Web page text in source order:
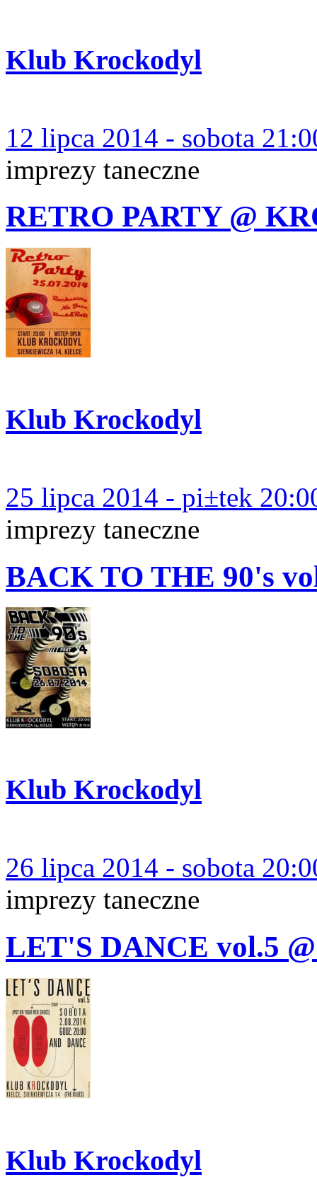
Klub Krockodyl
12 lipca 2014 - sobota
imprezy taneczne
RETRO PARTY @
Klub Krockodyl
25 lipca 2014 - pi±tek
imprezy taneczne
BACK TO THE 90's
Klub Krockodyl
26 lipca 2014 - sobota
imprezy taneczne
LET'S DANCE vol.5
Klub Krockodyl